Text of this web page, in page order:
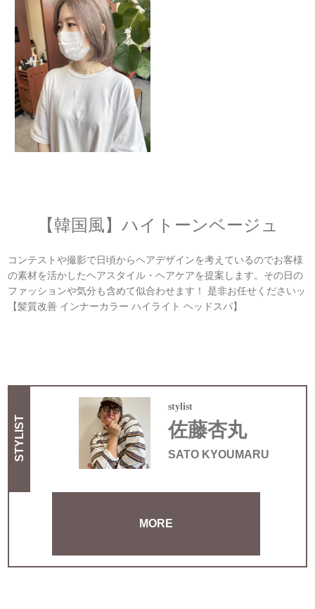
【韓国風】ハイトーンベージュ
コンテストや撮影で日頃からヘアデザインを考えているのでお客様
の素材を活かしたヘアスタイル・ヘアケアを提案します。その日の
ファッションや気分も含めて似合わせます！ 是非お任せくださいッ
【髪質改善 インナーカラー ハイライト ヘッドスパ】
STYLIST
stylist
佐藤杏丸
SATO KYOUMARU
MORE